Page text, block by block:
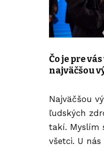
Čo je pre
najväčšou
Najväčšou
ľudských
takí. Myslím
všetci. U